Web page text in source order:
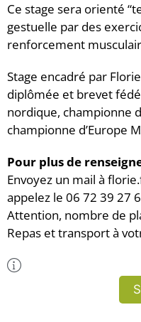
Ce stage sera orienté
gestuelle par des
renforcement
Stage encadré par
diplômée et brevet
nordique, championne
championne d’Europe
Pour plus de
Envoyez un mail à
appelez le 06 72 39 27
Attention, nombre de
Repas et transport à